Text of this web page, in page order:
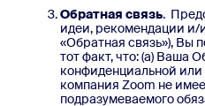
Обратная связь.
идеи, рекомендации и/
«Обратная связь»), Вы
тот факт, что: (а) Ваша
конфиденциальной
компания Zoom не
подразумеваемого